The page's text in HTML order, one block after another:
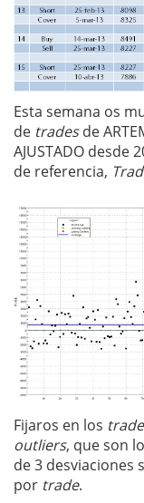
Esta semana os
de tradesde
AJUSTADO
de referencia,
Fijaros en los
outliers, que son
de 3 desviaciones
por trade.